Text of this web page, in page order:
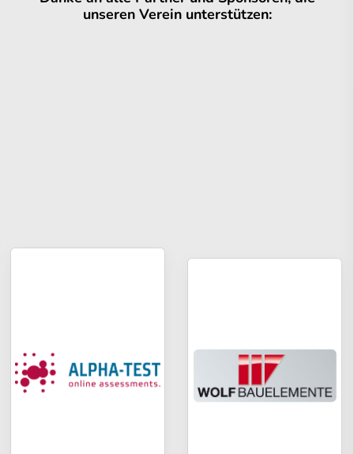
unseren Verein unterstützen: